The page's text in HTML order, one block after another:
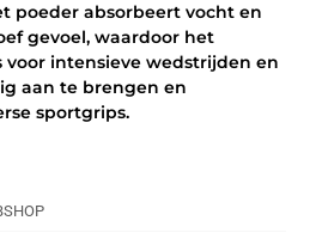
poeder absorbeert vocht en
gevoel, waardoor het
voor intensieve wedstrijden en
aan te brengen en
sportgrips.